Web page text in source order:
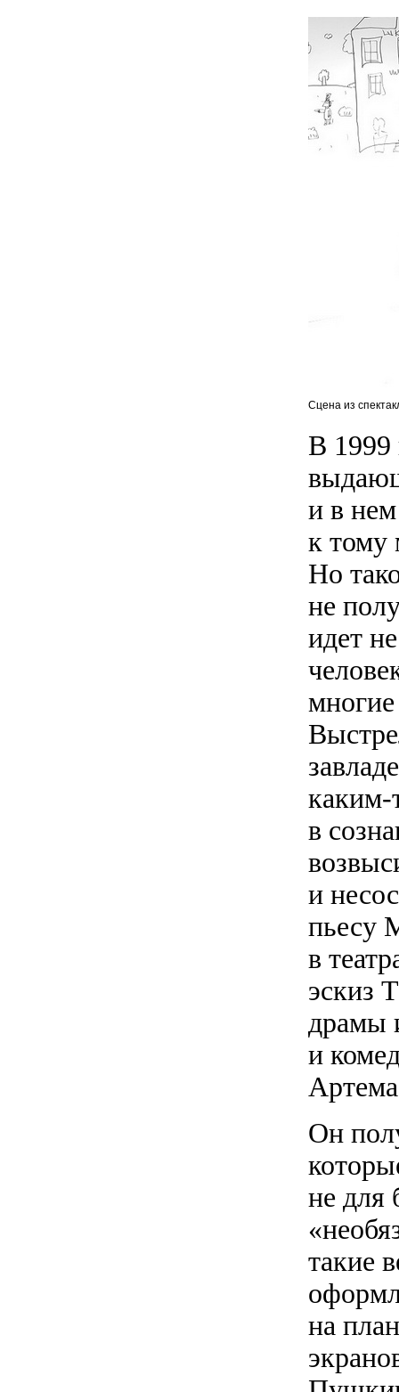
Сцена из
В 1999
и в
к тому
Но
не
идет
каким-
в
и
пьесу
в
эскиз
драмы
и
Он
не для
такие
на